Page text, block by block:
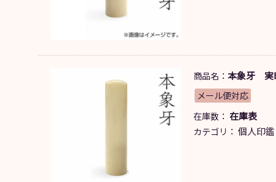
商品名： 本象牙 実
メール便対応
在庫数： 在庫表
カテゴリ： 個人印鑑